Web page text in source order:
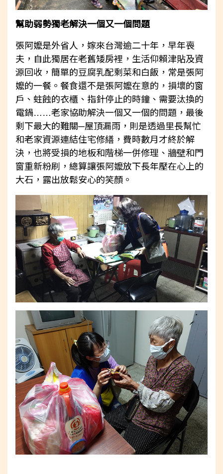
幫助弱勢獨老解決一個又一個問題
張阿嬤是外省人，嫁來台灣逾二十年，早年喪
夫，自此獨居在老舊矮房裡，生活仰賴津貼及資
源回收，簡單的豆腐乳配剩菜和白飯，常是張阿
嬤的一餐。餐食還不是張阿嬤在意的，損壞的窗
戶、蛀蝕的衣櫃、指針停止的時鐘、需要汰換的
電鍋……老家協助解決一個又一個的問題，最後
剩下最大的難關─屋頂漏雨，則是透過里長幫忙
和老家資源連結住宅修繕，費時數月才終於解
決，也將受損的地板和階梯一併修理、牆壁和門
窗重新粉刷，總算讓張阿嬤放下長年壓在心上的
大石，露出放鬆安心的笑顏。